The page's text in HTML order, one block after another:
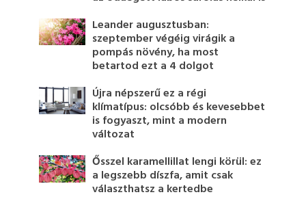
Leander augusztusban:
szeptember végéig virágik a
pompás növény, ha most
betartod ezt a 4 dolgot
Újra népszerű ez a régi
klímatípus: olcsóbb és kevesebbet
is fogyaszt, mint a modern
változat
Ősszel karamellillat lengi körül: ez
a legszebb díszfa, amit csak
választhatsz a kertedbe